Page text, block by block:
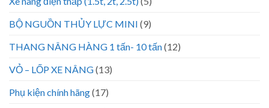
BỘ NGUỒN THỦY LỰC MINI (9)
THANG NÂNG HÀNG 1 tấn- 10 tấn(12)
VỎ – LỐP XE NÂNG(13)
Phụ kiện chính hãng(17)